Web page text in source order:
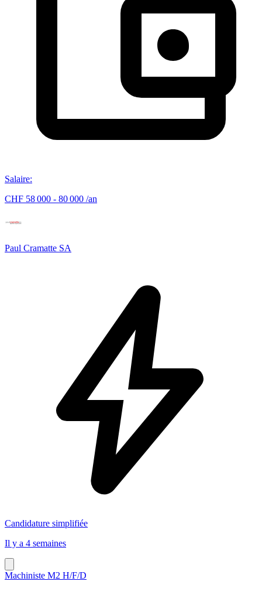
Salaire:
CHF 58 000 - 80 000 /an
Paul Cramatte SA
Candidature simplifiée
Il y a 4 semaines
Machiniste M2 H/F/D